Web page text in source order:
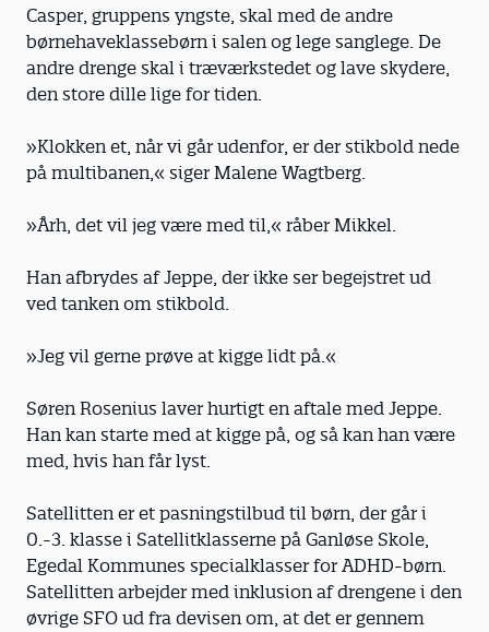
Casper, gruppens yngste, skal med de andre
børnehaveklassebørn i salen og lege sanglege. De
andre drenge skal i træværkstedet og lave skydere,
den store dille lige for tiden.
»Klokken et, når vi går udenfor, er der stikbold nede
på multibanen,« siger Malene Wagtberg.
»Årh, det vil jeg være med til,« råber Mikkel.
Han afbrydes af Jeppe, der ikke ser begejstret ud
ved tanken om stikbold.
»Jeg vil gerne prøve at kigge lidt på.«
Søren Rosenius laver hurtigt en aftale med Jeppe.
Han kan starte med at kigge på, og så kan han være
med, hvis han får lyst.
Satellitten er et pasningstilbud til børn, der går i
0.-3. klasse i Satellitklasserne på Ganløse Skole,
Egedal Kommunes specialklasser for ADHD-børn.
Satellitten arbejder med inklusion af drengene i den
øvrige SFO ud fra devisen om, at det er gennem